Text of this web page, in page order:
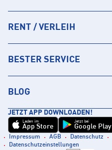
RENT / VERLEIH
BESTER SERVICE
BLOG
JETZT APP DOWNLOADEN!
Laden im
App Store
Jetzt bei
Google Play
Impressum AGB Datenschutz
Datenschutzeinstellungen